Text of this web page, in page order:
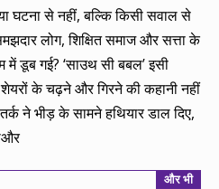
घटना से नहीं, बल्कि किसी सवाल से
लोग, शिक्षित समाज और सत्ता के
में डूब गई? ‘साउथ सी बबल’ इसी
के चढ़ने और गिरने की कहानी नहीं
ने भीड़ के सामने हथियार डाल दिए,
और भी